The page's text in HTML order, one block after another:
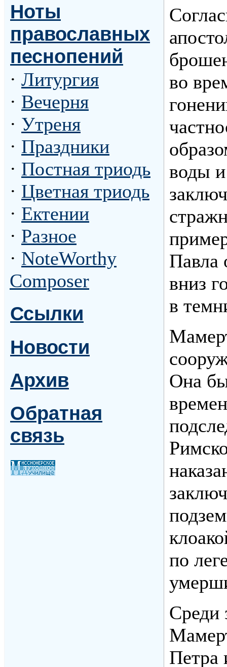
Ноты
православных
песнопений
· Литургия
· Вечерня
· Утреня
· Праздники
· Постная триодь
· Цветная триодь
· Ектении
· Разное
· NoteWorthy
Composer
Ссылки
Новости
Архив
Обратная
связь
во
воды
Павла
вниз
в
Она
по
Среди
Петра